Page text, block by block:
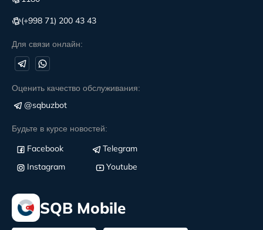
(+998 71) 200 43 43
Для связи онлайн:
Оценить качество обслуживания:
@sqbuzbot
Будьте в курсе новостей:
Facebook
Telegram
Instagram
Youtube
SQB Mobile